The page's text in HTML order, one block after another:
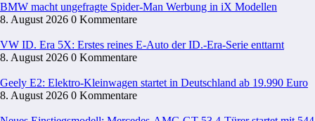
BMW macht ungefragte Spider-Man Werbung in iX Modellen
8. August 2026 0 Kommentare
VW ID. Era 5X: Erstes reines E-Auto der ID.-Era-Serie enttarnt
8. August 2026 0 Kommentare
Geely E2: Elektro-Kleinwagen startet in Deutschland ab 19.990 Euro
8. August 2026 0 Kommentare